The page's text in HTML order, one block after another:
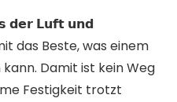
𝗱𝗲𝗿 𝗟𝘂𝗳𝘁 𝘂𝗻𝗱
das Beste, was einem
Damit ist kein Weg
Festigkeit trotzt